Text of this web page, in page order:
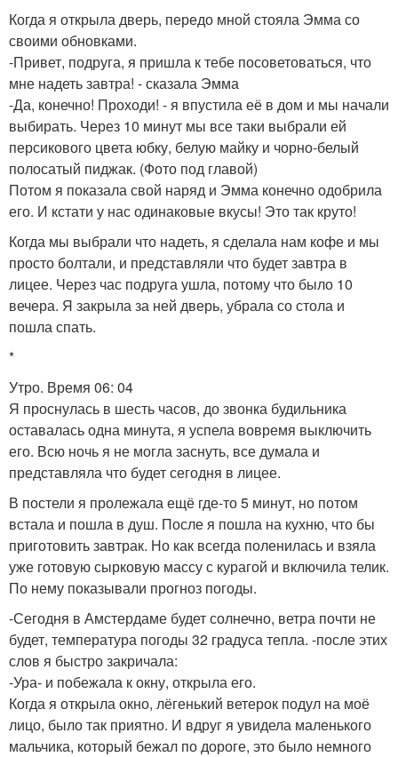
Когда я открыла дверь, передо мной стояла Эмма со
своими обновками.
-Привет, подруга, я пришла к тебе посоветоваться, что
мне надеть завтра! - сказала Эмма
-Да, конечно! Проходи! - я впустила её в дом и мы начали
выбирать. Через 10 минут мы все таки выбрали ей
персикового цвета юбку, белую майку и чорно-белый
полосатый пиджак. (Фото под главой)
Потом я показала свой наряд и Эмма конечно одобрила
его. И кстати у нас одинаковые вкусы! Это так круто!
Когда мы выбрали что надеть, я сделала нам кофе и мы
просто болтали, и представляли что будет завтра в
лицее. Через час подруга ушла, потому что было 10
вечера. Я закрыла за ней дверь, убрала со стола и
пошла спать.
*
Утро. Время 06: 04
Я проснулась в шесть часов, до звонка будильника
оставалась одна минута, я успела вовремя выключить
его. Всю ночь я не могла заснуть, все думала и
представляла что будет сегодня в лицее.
В постели я пролежала ещё где-то 5 минут, но потом
встала и пошла в душ. После я пошла на кухню, что бы
приготовить завтрак. Но как всегда поленилась и взяла
уже готовую сырковую массу с курагой и включила телик.
По нему показывали прогноз погоды.
-Сегодня в Амстердаме будет солнечно, ветра почти не
будет, температура погоды 32 градуса тепла. -после этих
слов я быстро закричала:
-Ура- и побежала к окну, открыла его.
Когда я открыла окно, лёгенький ветерок подул на моё
лицо, было так приятно. И вдруг я увидела маленького
мальчика, который бежал по дороге, это было немного